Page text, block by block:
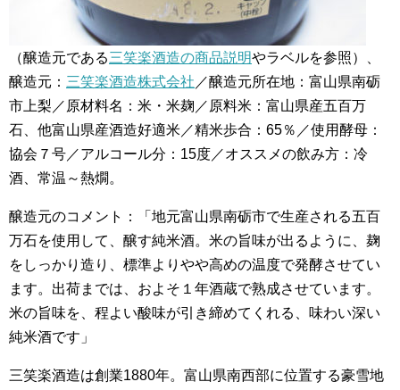
（醸造元である三笑楽酒造の商品説明やラベルを参照）、
醸造元： 三笑楽酒造株式会社 ／醸造元所在地：富山県南砺
市上梨／原材料名：米・米麹／原料米：富山県産五百万
石、他富山県産酒造好適米／精米歩合：65％／使用酵母：
協会７号／アルコール分：15度／オススメの飲み方：冷
酒、常温～熱燗。
醸造元のコメント：「地元富山県南砺市で生産される五百
万石を使用して、醸す純米酒。米の旨味が出るように、麹
をしっかり造り、標準よりやや高めの温度で発酵させてい
ます。出荷までは、およそ１年酒蔵で熟成させています。
米の旨味を、程よい酸味が引き締めてくれる、味わい深い
純米酒です」
三笑楽酒造は創業1880年。富山県南西部に位置する豪雪地